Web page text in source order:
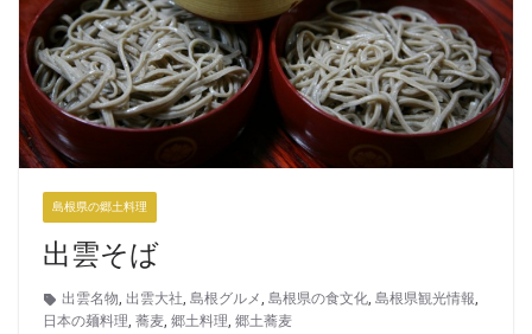
島根県の郷土料理
出雲そば
出雲名物, 出雲大社, 島根グルメ, 島根県の食文化, 島根県観光情報,
日本の麺料理, 蕎麦, 郷土料理, 郷土蕎麦